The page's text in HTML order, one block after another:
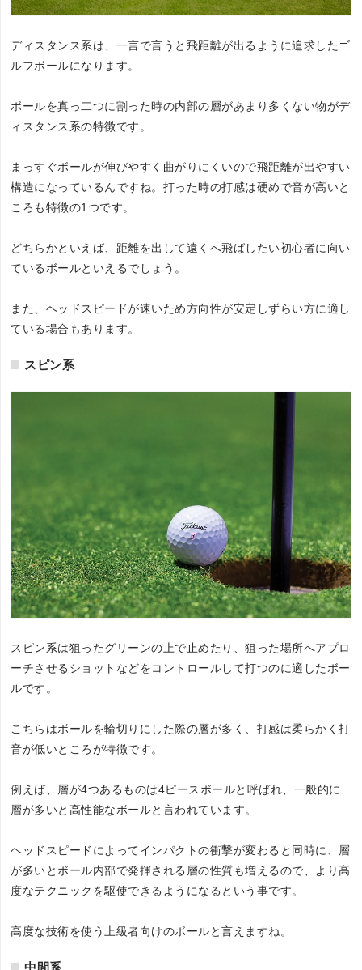
ディスタンス系は、一言で言うと飛距離が出るように追求したゴ
ルフボールになります。
ボールを真っ二つに割った時の内部の層があまり多くない物がデ
ィスタンス系の特徴です。
まっすぐボールが伸びやすく曲がりにくいので飛距離が出やすい
構造になっているんですね。打った時の打感は硬めで音が高いと
ころも特徴の1つです。
どちらかといえば、距離を出して遠くへ飛ばしたい初心者に向い
ているボールといえるでしょう。
また、ヘッドスピードが速いため方向性が安定しずらい方に適し
ている場合もあります。
スピン系
スピン系は狙ったグリーンの上で止めたり、狙った場所へアプロ
ーチさせるショットなどをコントロールして打つのに適したボー
ルです。
こちらはボールを輪切りにした際の層が多く、打感は柔らかく打
音が低いところが特徴です。
例えば、層が4つあるものは4ピースボールと呼ばれ、一般的に
層が多いと高性能なボールと言われています。
ヘッドスピードによってインパクトの衝撃が変わると同時に、層
が多いとボール内部で発揮される層の性質も増えるので、より高
度なテクニックを駆使できるようになるという事です。
高度な技術を使う上級者向けのボールと言えますね。
中間系